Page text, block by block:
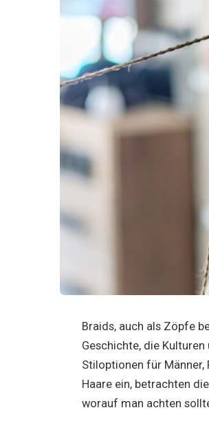
Braids, auch als Zöpfe
Geschichte, die
Stiloptionen für Männer,
Haare ein, betrachten
worauf man achten